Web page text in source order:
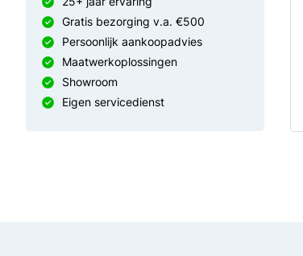
Gratis bezorging v.a. €500
Persoonlijk aankoopadvies
Maatwerkoplossingen
Showroom
Eigen servicedienst